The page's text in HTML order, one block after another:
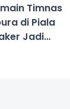
Timnas
di Piala
Jadi